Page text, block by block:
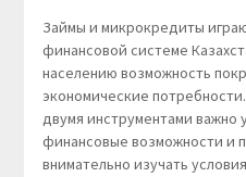
Займы и микрокредиты
финансовой системе
населению возможность
экономические
двумя инструментами важно
финансовые возможности и
внимательно изучать